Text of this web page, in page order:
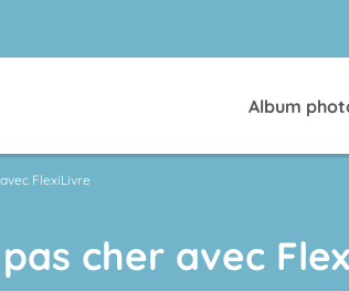
Album
FlexiLivre
cher avec